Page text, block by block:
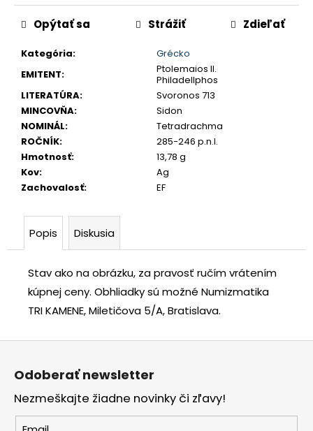
Kategória:
Grécko
EMITENT:
Ptolemaios II.
Philadellphos
LITERATÚRA:
Svoronos 713
MINCOVŇA:
Sidon
NOMINÁL:
Tetradrachma
ROČNÍK:
285-246 p.n.l.
Hmotnosť:
13,78 g
Kov:
Ag
Zachovalosť: EF
Opýtať sa Strážiť Zdieľať
Popis Diskusia
Stav ako na obrázku, za pravosť ručím vrátením
kúpnej ceny. Obhliadky sú možné Numizmatika
TRI KAMENE, Miletičova 5/A, Bratislava.
1706
IP
SANKT
Z
Odoberať newsletter
Nezmeškajte žiadne novinky či zľavy!